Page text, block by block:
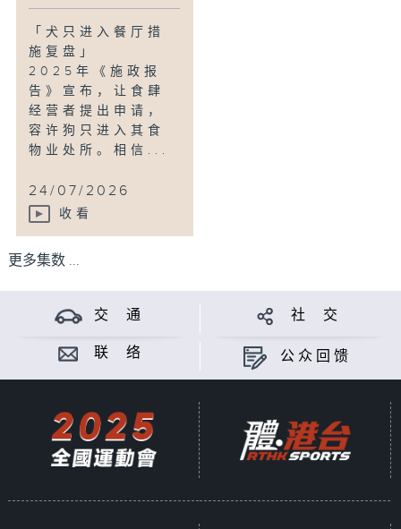
「犬只进入餐厅措
施复盘」
2025年《施政报
告》宣布，让食肆
经营者提出申请，
容许狗只进入其食
物业处所。相信...
24/07/2026
收看
更多集数 ...
交 通 社 交
联 络 公众回馈